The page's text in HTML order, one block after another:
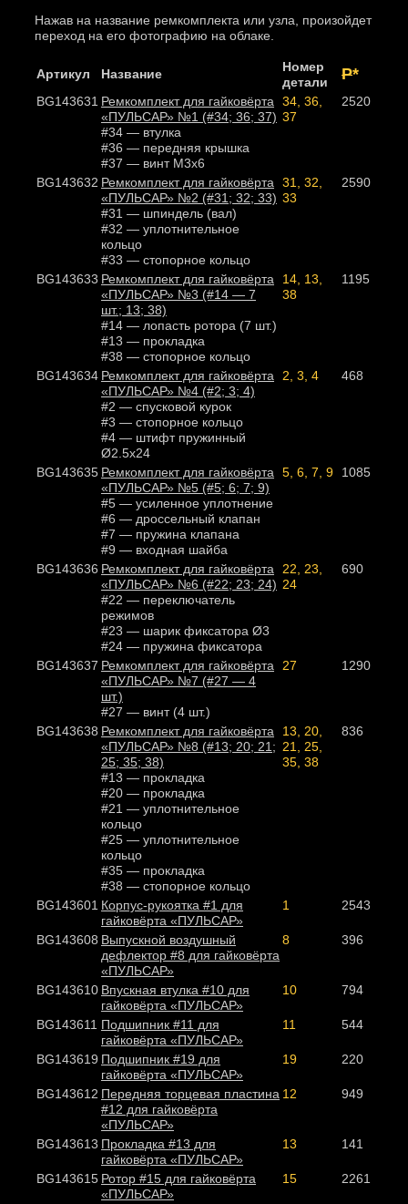
Нажав на название ремкомплекта или узла, произойдет
переход на его фотографию на облаке.
Артикул Название
Номер
детали
Р*
BG143631 Ремкомплект для гайковёрта
«ПУЛЬСАР» №1 (#34; 36; 37)
#34 — втулка
#36 — передняя крышка
#37 — винт M3х6
34, 36,
37
2520
BG143632 Ремкомплект для гайковёрта
«ПУЛЬСАР» №2 (#31; 32; 33)
#31 — шпиндель (вал)
#32 — уплотнительное
кольцо
#33 — стопорное кольцо
31, 32,
33
2590
BG143633 Ремкомплект для гайковёрта
«ПУЛЬСАР» №3 (#14 — 7
шт.; 13; 38)
#14 — лопасть ротора (7 шт.)
#13 — прокладка
#38 — стопорное кольцо
14, 13,
38
1195
BG143634 Ремкомплект для гайковёрта
«ПУЛЬСАР» №4 (#2; 3; 4)
#2 — спусковой курок
#3 — стопорное кольцо
#4 — штифт пружинный
Ø2.5х24
2, 3, 4 468
BG143635 Ремкомплект для гайковёрта
«ПУЛЬСАР» №5 (#5; 6; 7; 9)
#5 — усиленное уплотнение
#6 — дроссельный клапан
#7 — пружина клапана
#9 — входная шайба
5, 6, 7, 9 1085
BG143636 Ремкомплект для гайковёрта
«ПУЛЬСАР» №6 (#22; 23; 24)
#22 — переключатель
режимов
#23 — шарик фиксатора Ø3
#24 — пружина фиксатора
22, 23,
24
690
BG143637 Ремкомплект для гайковёрта
«ПУЛЬСАР» №7 (#27 — 4
шт.)
#27 — винт (4 шт.)
27 1290
BG143638 Ремкомплект для гайковёрта
«ПУЛЬСАР» №8 (#13; 20; 21;
25; 35; 38)
#13 — прокладка
#20 — прокладка
#21 — уплотнительное
кольцо
#25 — уплотнительное
кольцо
#35 — прокладка
#38 — стопорное кольцо
13, 20,
21, 25,
35, 38
836
BG143601 Корпус-рукоятка #1 для
гайковёрта «ПУЛЬСАР»
1 2543
BG143608 Выпускной воздушный
дефлектор #8 для гайковёрта
«ПУЛЬСАР»
8 396
BG143610 Впускная втулка #10 для
гайковёрта «ПУЛЬСАР»
10 794
BG143611 Подшипник #11 для
гайковёрта «ПУЛЬСАР»
11 544
BG143619 Подшипник #19 для
гайковёрта «ПУЛЬСАР»
19 220
BG143612 Передняя торцевая пластина
#12 для гайковёрта
«ПУЛЬСАР»
12 949
BG143613 Прокладка #13 для
гайковёрта «ПУЛЬСАР»
13 141
BG143615 Ротор #15 для гайковёрта
«ПУЛЬСАР»
15 2261